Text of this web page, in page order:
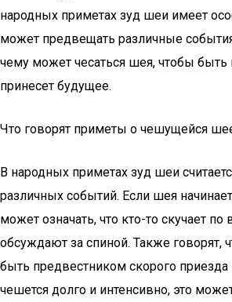
народных приметах зуд шеи имеет
может предвещать различные
чему может чесаться шея, чтобы быть
принесет будущее.
Что говорят приметы о чешущейся
В народных приметах зуд шеи
различных событий. Если шея начинает
может означать, что кто-то скучает по
обсуждают за спиной. Также говорят,
быть предвестником скорого приезда
чешется долго и интенсивно, это